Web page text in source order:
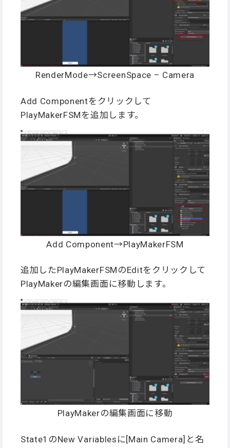
RenderMode→ScreenSpace – Camera
Add Componentをクリックして
PlayMakerFSMを追加します。
Add Component→PlayMakerFSM
追加したPlayMakerFSMのEditをクリックして
PlayMakerの編集画面に移動します。
PlayMakerの編集画面に移動
State1のNew Variablesに[Main Camera]と名